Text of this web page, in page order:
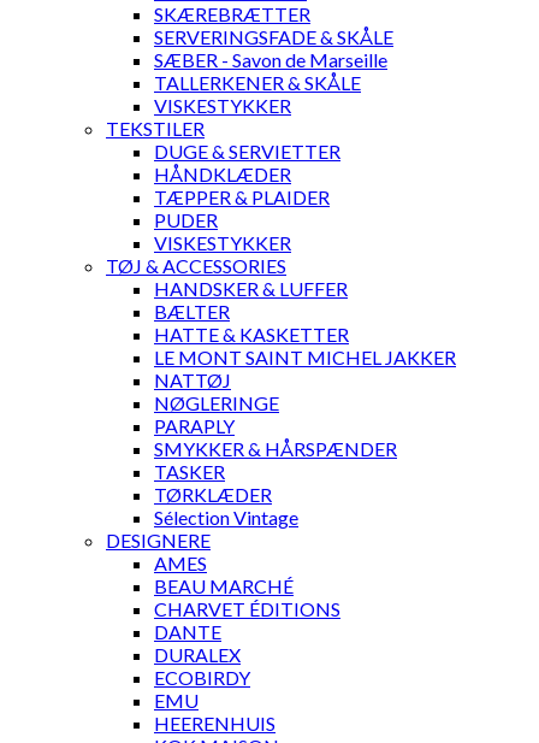
SKÆREBRÆTTER
SERVERINGSFADE & SKÅLE
SÆBER - Savon de Marseille
TALLERKENER & SKÅLE
VISKESTYKKER
TEKSTILER
DUGE & SERVIETTER
HÅNDKLÆDER
TÆPPER & PLAIDER
PUDER
VISKESTYKKER
TØJ & ACCESSORIES
HANDSKER & LUFFER
BÆLTER
HATTE & KASKETTER
LE MONT SAINT MICHEL JAKKER
NATTØJ
NØGLERINGE
PARAPLY
SMYKKER & HÅRSPÆNDER
TASKER
TØRKLÆDER
Sélection Vintage
DESIGNERE
AMES
BEAU MARCHÉ
CHARVET ÉDITIONS
DANTE
DURALEX
ECOBIRDY
EMU
HEERENHUIS